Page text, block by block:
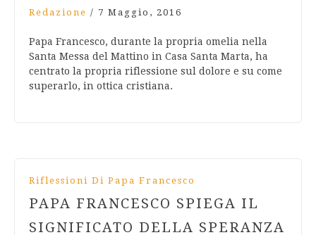
Redazione / 7 Maggio, 2016
Papa Francesco, durante la propria omelia nella
Santa Messa del Mattino in Casa Santa Marta, ha
centrato la propria riflessione sul dolore e su come
superarlo, in ottica cristiana.
Riflessioni Di Papa Francesco
PAPA FRANCESCO SPIEGA IL
SIGNIFICATO DELLA SPERANZA